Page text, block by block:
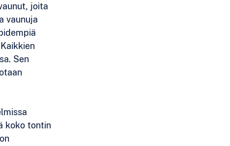
joita
vaunuja
Sen
koko tontin